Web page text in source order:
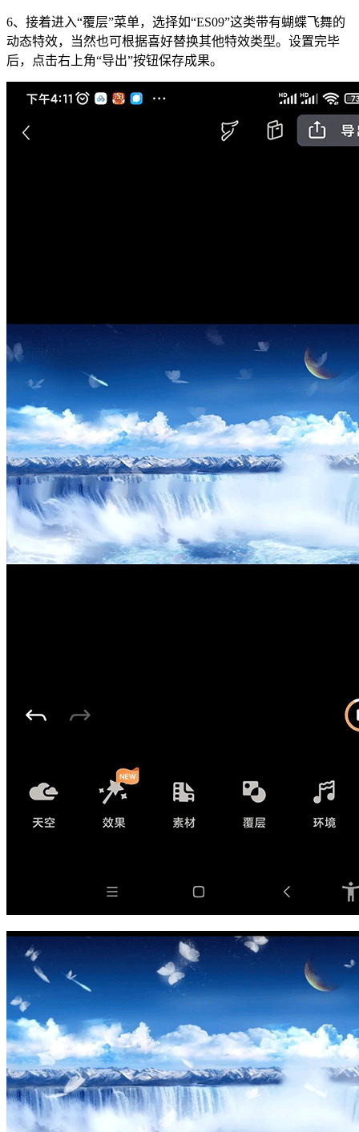
6、接着进入“覆层”菜单，选择如“ES09”这类带有蝴蝶飞舞的
动态特效，当然也可根据喜好替换其他特效类型。设置完毕
后，点击右上角“导出”按钮保存成果。